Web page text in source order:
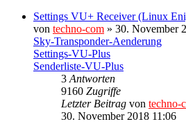
Settings VU+ Receiver (Linux
von techno-com » 30. November
Sky-Transponder-Aenderung
Settings-VU-Plus
Senderliste-VU-Plus
3 Antworten
9160 Zugriffe
Letzter Beitrag von techno-
30. November 2018 11:06